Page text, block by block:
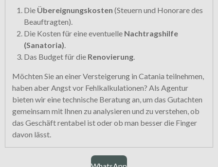
Die Übereignungskosten (Steuern und Honorare des
Beauftragten).
Die Kosten für eine eventuelle Nachtragshilfe
(Sanatoria).
Das Budget für die Renovierung.
Möchten Sie an einer Versteigerung in Catania teilnehmen,
haben aber Angst vor Fehlkalkulationen? Als Agentur
bieten wir eine technische Beratung an, um das Gutachten
gemeinsam mit Ihnen zu analysieren und zu verstehen, ob
das Geschäft rentabel ist oder ob man besser die Finger
davon lässt.